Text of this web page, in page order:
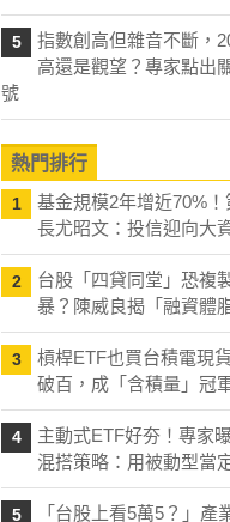
5
指數創高但雜音不斷，
高還是觀望？專家點出
號
熱門排行
1
基金規模2年增近70%
長尤昭文：投信迎向大
2
台股「四貸同堂」恐複
暴？陳威良揭「融資體
3
槓桿ETF也買台積電現
破百，成「含積量」冠
4
主動式ETF好夯！專家
混搭策略：用被動型當
5
「台股上看5萬5？」產